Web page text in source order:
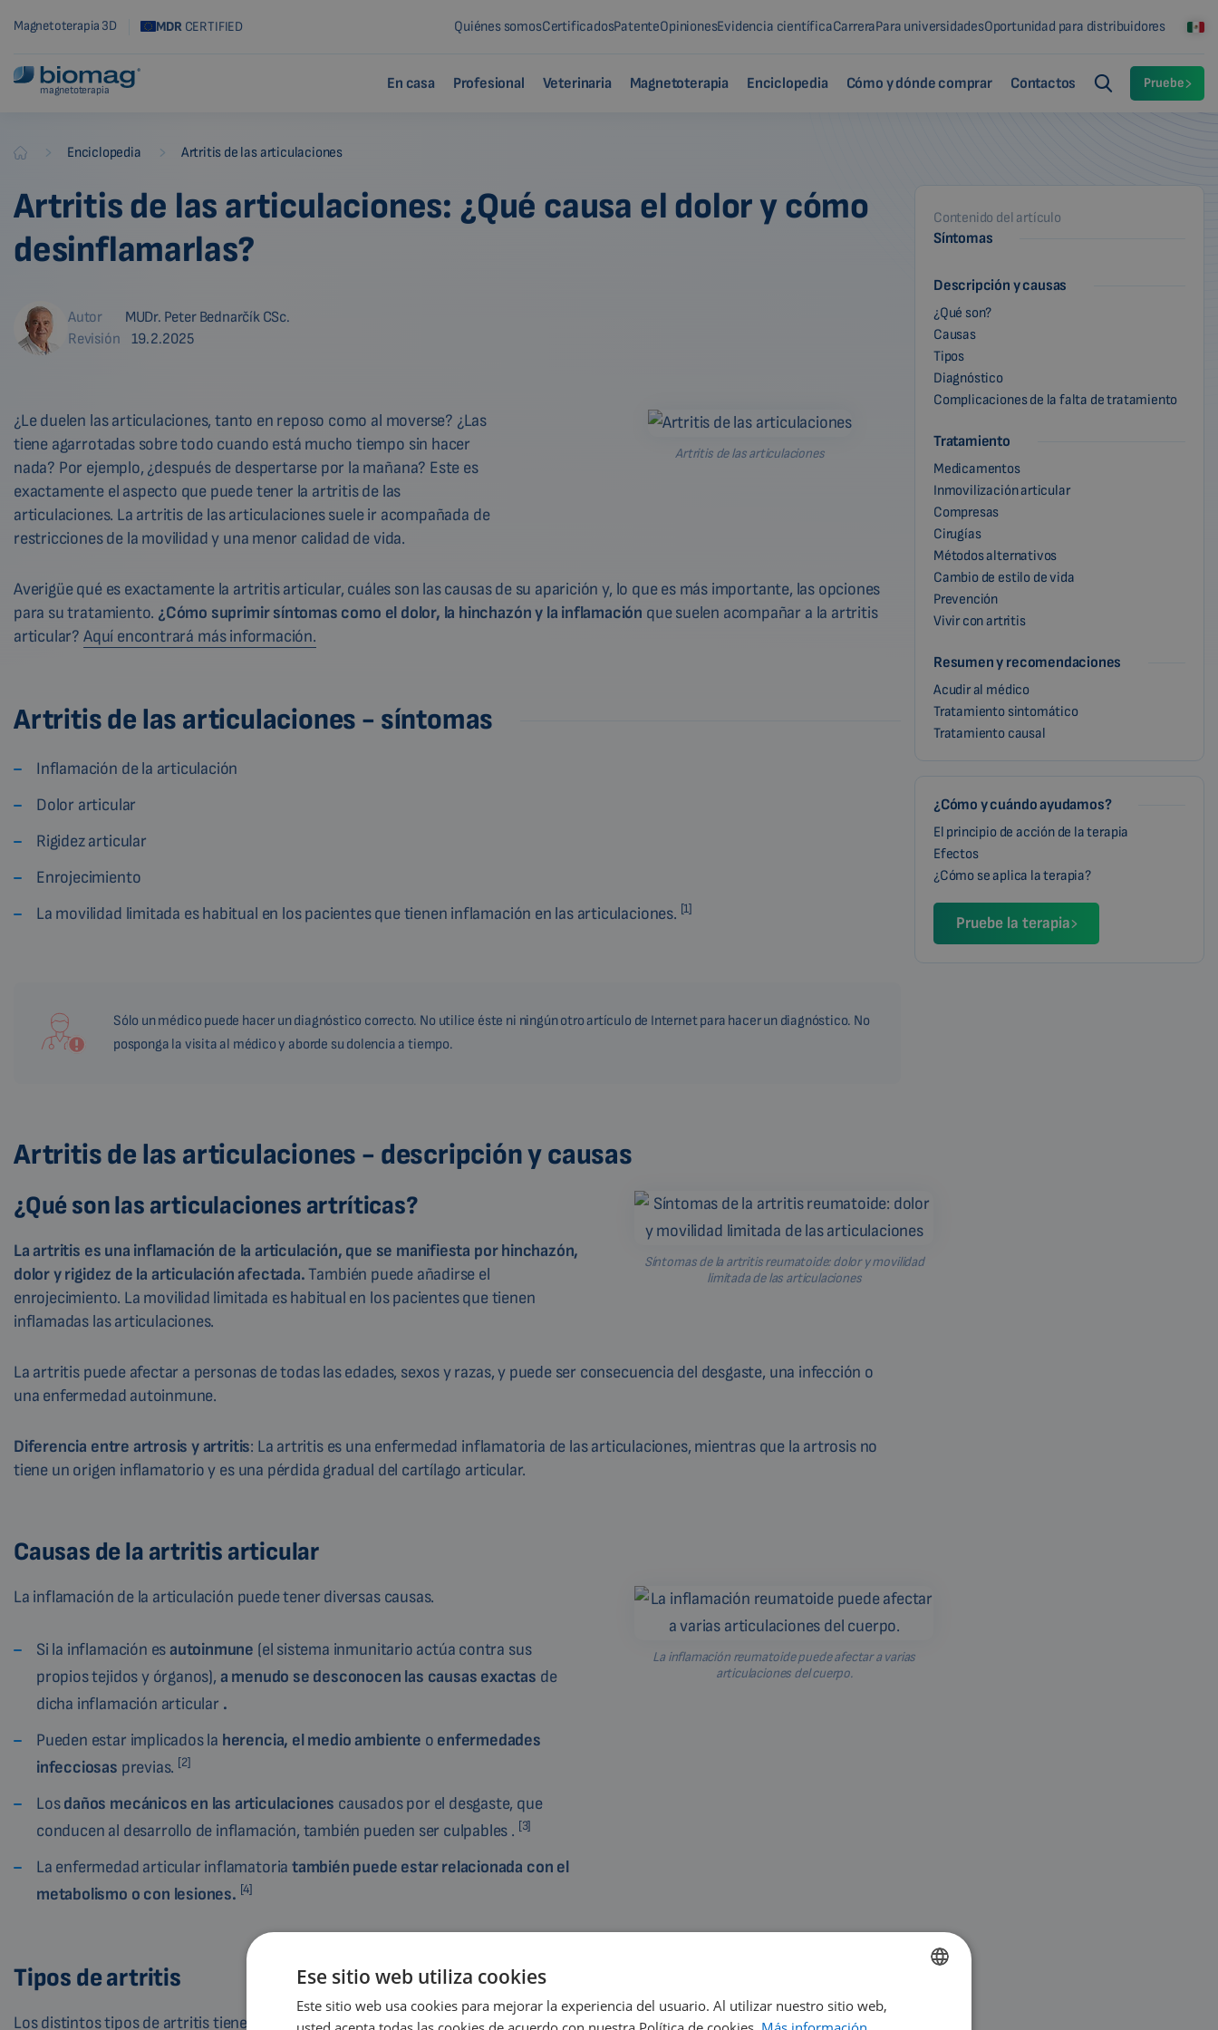
Magnetoterapia 3D MDRCERTIFIED Quiénes somosCertificadosPatenteOpinionesEvidencia científicaCarreraPara universidadesOportunidad para distribuidores
magnetoterapia En casa Profesional Veterinaria Magnetoterapia Enciclopedia Cómo y dónde comprar Contactos Pruebe
Biomag Enciclopedia Artritis de las articulaciones
Artritis de las articulaciones: ¿Qué causa el dolor y cómo
desinflamarlas?
Autor
MUDr. Peter Bednarčík CSc.
Revisión
19.2.2025
Contenido del artículo
Síntomas
Descripción y causas
¿Qué son?
Causas
Tipos
Diagnóstico
Complicaciones de la falta de tratamiento
Tratamiento
Medicamentos
Inmovilización articular
Compresas
Cirugías
Métodos alternativos
Cambio de estilo de vida
Prevención
Vivir con artritis
Resumen y recomendaciones
Acudir al médico
Tratamiento sintomático
Tratamiento causal
¿Cómo y cuándo ayudamos?
El principio de acción de la terapia
Efectos
¿Cómo se aplica la terapia?
Pruebe la terapia
Artritis de las articulaciones
¿Le duelen las articulaciones, tanto en reposo como al moverse? ¿Las
tiene agarrotadas sobre todo cuando está mucho tiempo sin hacer
nada? Por ejemplo, ¿después de despertarse por la mañana? Este es
exactamente el aspecto que puede tener la artritis de las
articulaciones. La artritis de las articulaciones suele ir acompañada de
restricciones de la movilidad y una menor calidad de vida.
Averigüe qué es exactamente la artritis articular, cuáles son las causas de su aparición y, lo que es más importante, las opciones
para su tratamiento. ¿Cómo suprimir síntomas como el dolor, la hinchazón y la inflamación que suelen acompañar a la artritis
articular? Aquí encontrará más información.
Artritis de las articulaciones - síntomas
Inflamación de la articulación
Dolor articular
Rigidez articular
Enrojecimiento
La movilidad limitada es habitual en los pacientes que tienen inflamación en las articulaciones. [1]
Sólo un médico puede hacer un diagnóstico correcto. No utilice éste ni ningún otro artículo de Internet para hacer un diagnóstico. No
posponga la visita al médico y aborde su dolencia a tiempo.
Artritis de las articulaciones - descripción y causas
Síntomas de la artritis reumatoide: dolor y movilidad
limitada de las articulaciones
¿Qué son las articulaciones artríticas?
La artritis es una inflamación de la articulación, que se manifiesta por hinchazón,
dolor y rigidez de la articulación afectada.También puede añadirse el
enrojecimiento. La movilidad limitada es habitual en los pacientes que tienen
inflamadas las articulaciones.
La artritis puede afectar a personas de todas las edades, sexos y razas, y puede ser consecuencia del desgaste, una infección o
una enfermedad autoinmune.
Diferencia entre artrosis y artritis: La artritis es una enfermedad inflamatoria de las articulaciones, mientras que la artrosis no
tiene un origen inflamatorio y es una pérdida gradual del cartílago articular.
Causas de la artritis articular
La inflamación reumatoide puede afectar a varias
articulaciones del cuerpo.
La inflamación de la articulación puede tener diversas causas.
Si la inflamación esautoinmune (el sistema inmunitario actúa contra sus
propios tejidos y órganos), a menudo se desconocen las causas exactas de
dicha inflamación articular .
Pueden estar implicados la herencia, el medio ambiente o enfermedades
infecciosas previas. [2]
Losdaños mecánicos en las articulaciones causados por el desgaste, que
conducen al desarrollo de inflamación, también pueden ser culpables . [3]
La enfermedad articular inflamatoria también puede estar relacionada con el
metabolismo o con lesiones. [4]
Tipos de artritis
Los distintos tipos de artritis tienen causas y tratamientos diferentes. Los tipos
ENGLISH
Ese sitio web utiliza cookies
Este sitio web usa cookies para mejorar la experiencia del usuario. Al utilizar nuestro sitio web,